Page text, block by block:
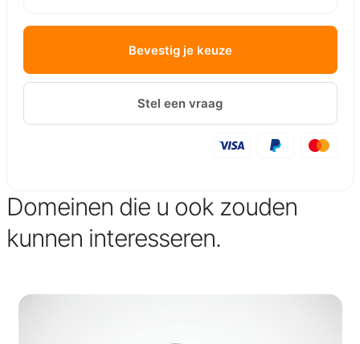
Bevestig je keuze
Stel een vraag
Domeinen die u ook zouden
kunnen interesseren.